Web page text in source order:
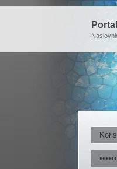
Portal